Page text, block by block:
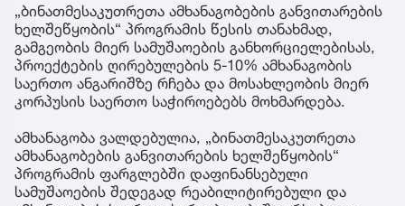
„ბინათმესაკუთრეთა ამხანაგობების განვითარების
ხელშეწყობის“ პროგრამის წესის თანახმად,
გამგეობის მიერ სამუშაოების განხორციელებისას,
პროექტების ღირებულების 5-10% ამხანაგობის
საერთო ანგარიშზე რჩება და მოსახლეობის მიერ
კორპუსის საერთო საჭიროებებს მოხმარდება.
ამხანაგობა ვალდებულია, „ბინათმესაკუთრეთა
ამხანაგობების განვითარების ხელშეწყობის“
პროგრამის ფარგლებში დაფინანსებული
სამუშაოების შედეგად რეაბილიტირებული და